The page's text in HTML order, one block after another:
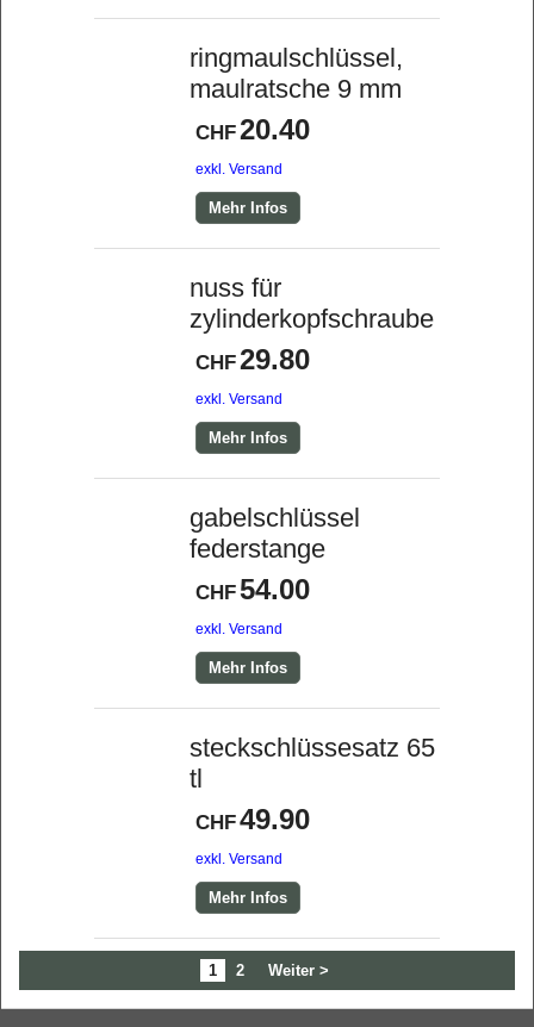
ringmaulschlüssel,
maulratsche 9 mm
CHF20.40
exkl. Versand
Mehr Infos
nuss für
zylinderkopfschraube
CHF29.80
exkl. Versand
Mehr Infos
gabelschlüssel
federstange
CHF54.00
exkl. Versand
Mehr Infos
steckschlüssesatz 65
tl
CHF49.90
exkl. Versand
Mehr Infos
1 2 Weiter >